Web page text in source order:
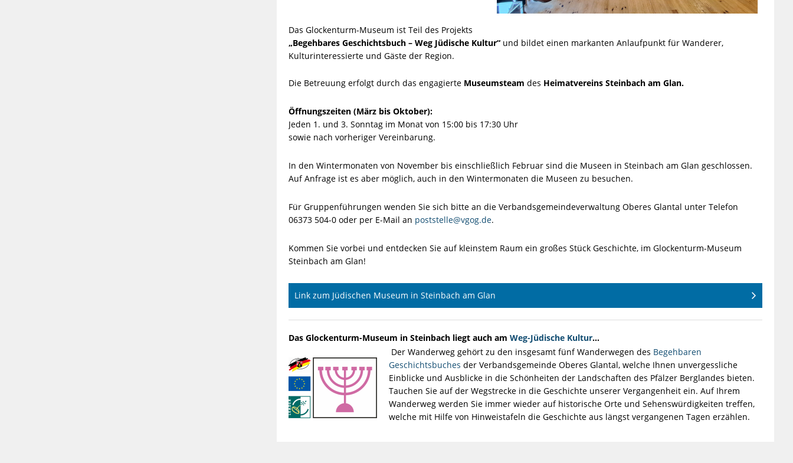
Das Glockenturm-Museum ist Teil des Projekts
„Begehbares Geschichtsbuch – Weg Jüdische Kultur“und bildet einen markanten Anlaufpunkt für Wanderer,
Kulturinteressierte und Gäste der Region.
Die Betreuung erfolgt durch das engagierte Museumsteam des Heimatvereins Steinbach am Glan.
Öffnungszeiten (März bis Oktober):
Jeden 1. und 3. Sonntag im Monat von 15:00 bis 17:30 Uhr
sowie nach vorheriger Vereinbarung.
In den Wintermonaten von November bis einschließlich Februar sind die Museen in Steinbach am Glan geschlossen.
Auf Anfrage ist es aber möglich, auch in den Wintermonaten die Museen zu besuchen.
Für Gruppenführungen wenden Sie sich bitte an die Verbandsgemeindeverwaltung Oberes Glantal unter Telefon
06373 504-0 oder per E-Mail an poststelle@vgog.de.
Kommen Sie vorbei und entdecken Sie auf kleinstem Raum ein großes Stück Geschichte, im Glockenturm-Museum
Steinbach am Glan!
Link zum Jüdischen Museum in Steinbach am Glan
Das Glockenturm-Museum in Steinbach liegt auch am Weg-Jüdische Kultur…
Der Wanderweg gehört zu den insgesamt fünf Wanderwegen des Begehbaren
Geschichtsbuches der Verbandsgemeinde Oberes Glantal, welche Ihnen unvergessliche
Einblicke und Ausblicke in die Schönheiten der Landschaften des Pfälzer Berglandes bieten.
Tauchen Sie auf der Wegstrecke in die Geschichte unserer Vergangenheit ein. Auf Ihrem
Wanderweg werden Sie immer wieder auf historische Orte und Sehenswürdigkeiten treffen,
welche mit Hilfe von Hinweistafeln die Geschichte aus längst vergangenen Tagen erzählen.